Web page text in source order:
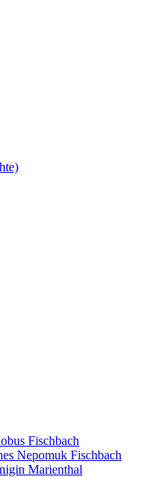
Fischbach
Nepomuk Fischbach
Marienthal